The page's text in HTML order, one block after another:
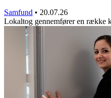
Samfund • 20.07.26
Lokaltog gennemfører en række